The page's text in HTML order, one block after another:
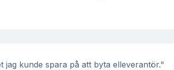
kunde spara på att byta elleverantör."